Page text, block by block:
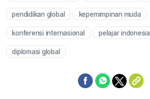
pendidikan global kepemimpinan muda
konferensi internasional pelajar indonesia
diplomasi global